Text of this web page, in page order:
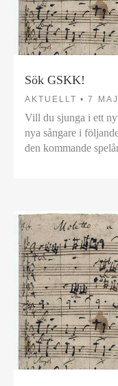
Sök GSKK!
AKTUELLT • 7
Vill du sjunga i ett
nya sångare i
den kommande